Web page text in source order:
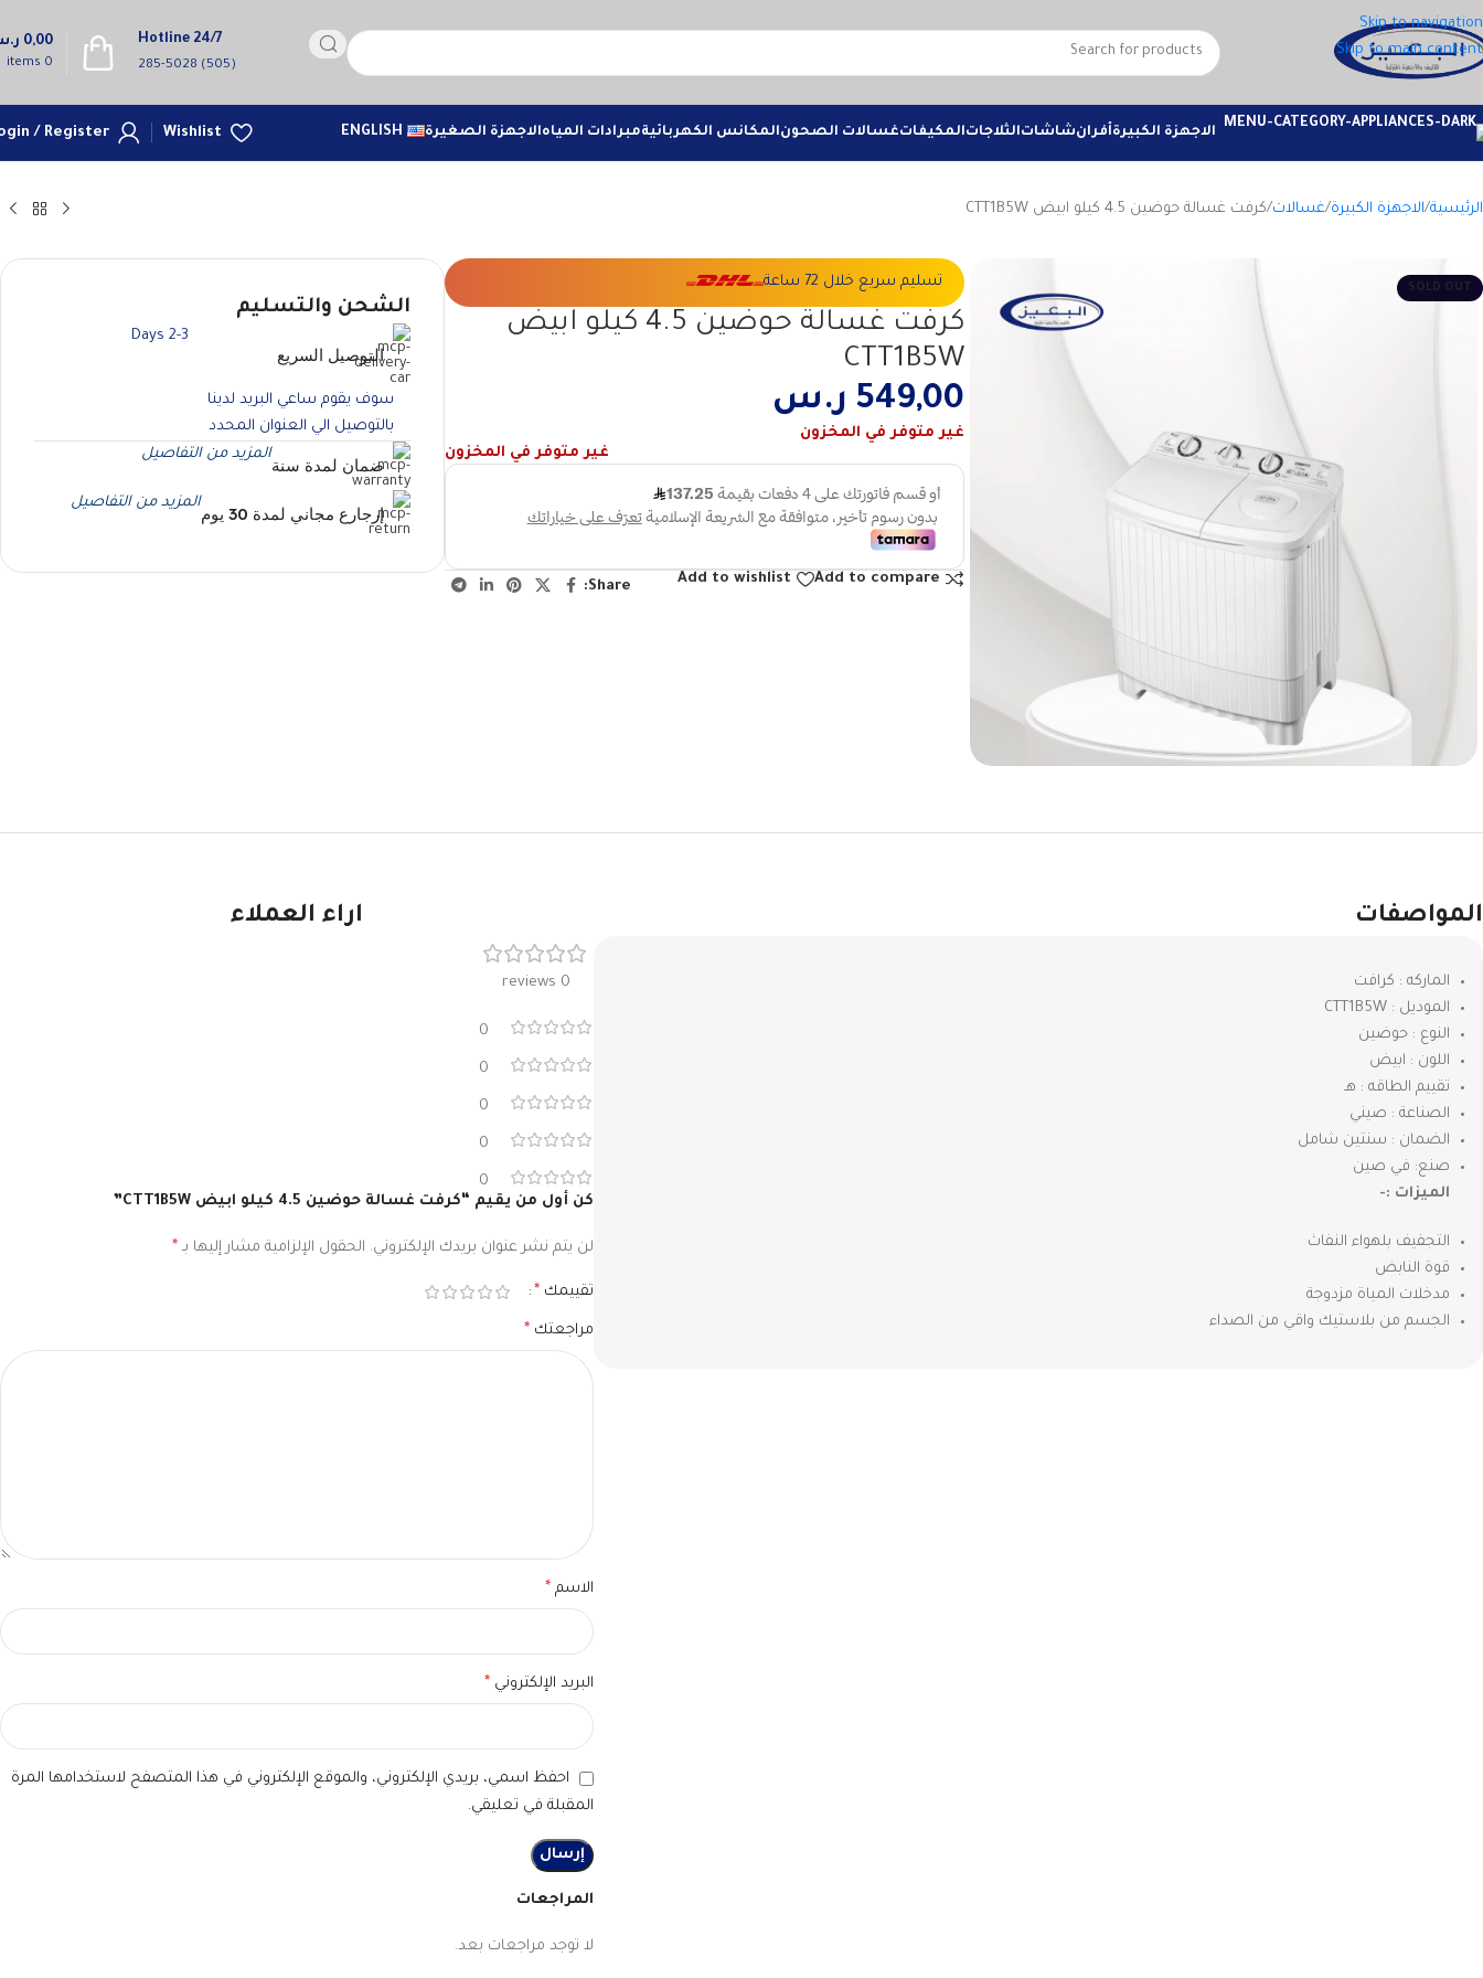
Skip to navigation
Skip to main content
Hotline 24/7
(505) 285-5028
0
items
0,00
الاجهزة الكبيرةأفرانشاشاتالثلاجاتالمكيفاتغسالات الصحونالمكانس الكهربائيةمبرادات المياهالاجهزة الصغيرة ENGLISH
Wishlist
/ Register
الرئيسية الاجهزة الكبيرة غسالات كرفت غسالة حوضين 4.5 كيلو ابيض CTT1B5W
SOLD OUT تسليم سريع خلال 72 ساعة
كرفت غسالة حوضين 4.5 كيلو ابيض
CTT1B5W
549,00 ر.س
غير متوفر في المخزون
غير متوفر في المخزون
Add to compare
Add to wishlist
Share:
الشحن والتسليم
التوصيل السريع
سوف يقوم ساعي البريد لدينا
بالتوصيل الي العنوان المحدد
2-3 Days
ضمان لمدة سنة
المزيد من التفاصيل
إرجارع مجاني لمدة 30 يوم
المزيد من التفاصيل
المواصفات
الماركه : كرافت
الموديل : CTT1B5W
النوع : حوضين
اللون : ابيض
تقييم الطاقه : هـ
الصناعة : صيني
الضمان : سنتين شامل
صنع: في صين
الميزات :-
التجفيف بلهواء النفاث
قوة النابض
مدخلات المياة مزدوجة
الجسم من بلاستيك واقي من الصداء
اراء العملاء
0 reviews
0
0
0
0
0
المراجعات
لا توجد مراجعات بعد.
كن أول من يقيم “كرفت غسالة حوضين 4.5 كيلو ابيض CTT1B5W”
لن يتم نشر عنوان بريدك الإلكتروني. الحقول الإلزامية مشار إليها بـ *
تقييمك *
مراجعتك *
الاسم *
البريد الإلكتروني *
احفظ اسمي، بريدي الإلكتروني، والموقع الإلكتروني في هذا المتصفح لاستخدامها المرة
المقبلة في تعليقي.